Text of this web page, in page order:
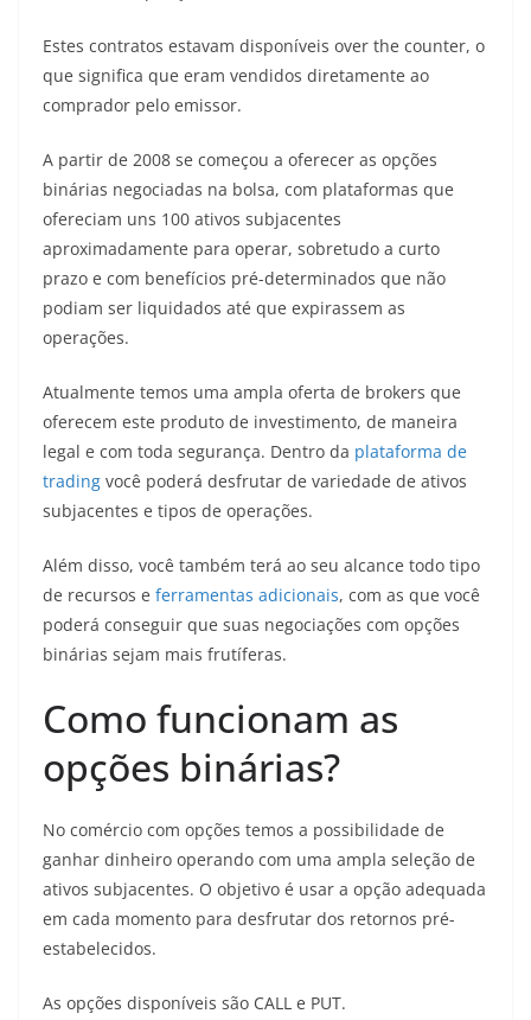
Estes contratos estavam disponíveis over the counter, o
que significa que eram vendidos diretamente ao
comprador pelo emissor.
A partir de 2008 se começou a oferecer as opções
binárias negociadas na bolsa, com plataformas que
ofereciam uns 100 ativos subjacentes
aproximadamente para operar, sobretudo a curto
prazo e com benefícios pré-determinados que não
podiam ser liquidados até que expirassem as
operações.
Atualmente temos uma ampla oferta de brokers que
oferecem este produto de investimento, de maneira
legal e com toda segurança. Dentro da plataforma de
trading você poderá desfrutar de variedade de ativos
subjacentes e tipos de operações.
Além disso, você também terá ao seu alcance todo tipo
de recursos e ferramentas adicionais, com as que você
poderá conseguir que suas negociações com opções
binárias sejam mais frutíferas.
Como funcionam as
opções binárias?
No comércio com opções temos a possibilidade de
ganhar dinheiro operando com uma ampla seleção de
ativos subjacentes. O objetivo é usar a opção adequada
em cada momento para desfrutar dos retornos pré-
estabelecidos.
As opções disponíveis são CALL e PUT.